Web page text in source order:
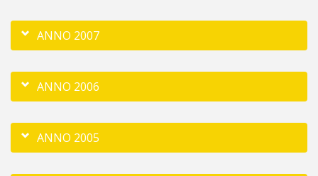
ANNO 2007
ANNO 2006
ANNO 2005